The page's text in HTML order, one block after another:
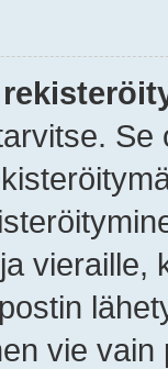
vieraille,
vie